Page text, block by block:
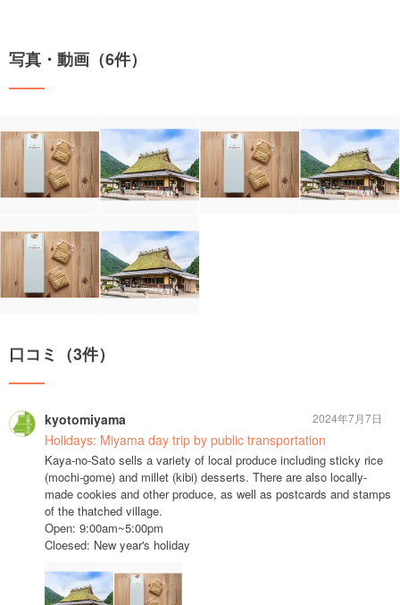
写真・動画（6件）
口コミ（3件）
kyotomiyama
Holidays: Miyama day trip by public transportation
Kaya-no-Sato sells a variety of local produce including sticky rice
(mochi-gome) and millet (kibi) desserts. There are also locally-
made cookies and other produce, as well as postcards and stamps
of the thatched village.
Open: 9:00am~5:00pm
Cloesed: New year's holiday
2024年7月7日